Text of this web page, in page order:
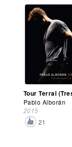
Pablo Alborán
2015
21